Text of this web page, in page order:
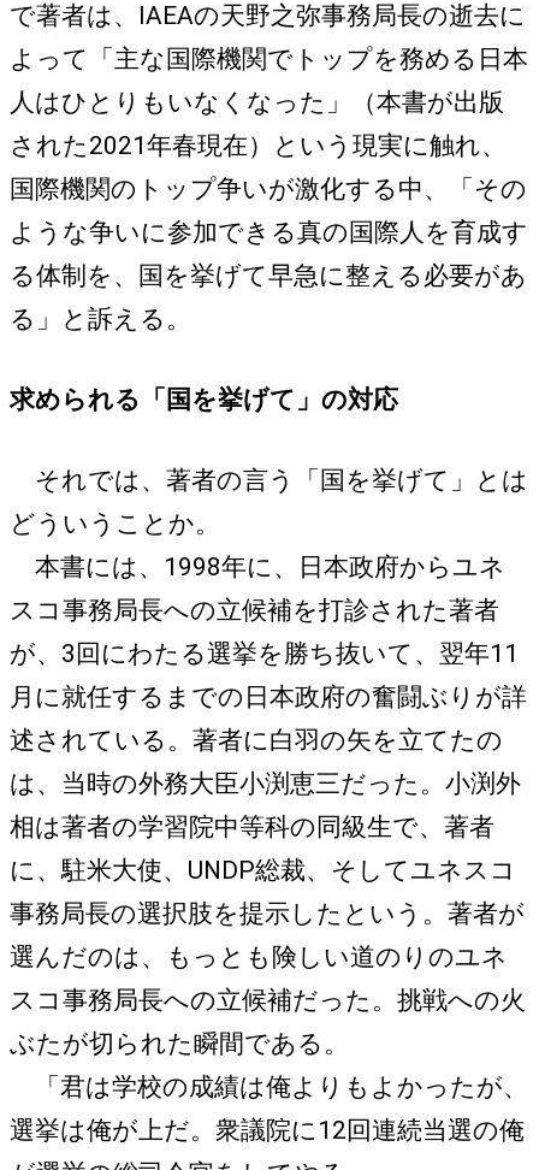
で著者は、IAEAの天野之弥事務局長の逝去に
よって「主な国際機関でトップを務める日本
人はひとりもいなくなった」（本書が出版
された2021年春現在）という現実に触れ、
国際機関のトップ争いが激化する中、「その
ような争いに参加できる真の国際人を育成す
る体制を、国を挙げて早急に整える必要があ
る」と訴える。
求められる「国を挙げて」の対応
それでは、著者の言う「国を挙げて」とは
どういうことか。
本書には、1998年に、日本政府からユネ
スコ事務局長への立候補を打診された著者
が、3回にわたる選挙を勝ち抜いて、翌年11
月に就任するまでの日本政府の奮闘ぶりが詳
述されている。著者に白羽の矢を立てたの
は、当時の外務大臣小渕恵三だった。小渕外
相は著者の学習院中等科の同級生で、著者
に、駐米大使、UNDP総裁、そしてユネスコ
事務局長の選択肢を提示したという。著者が
選んだのは、もっとも険しい道のりのユネ
スコ事務局長への立候補だった。挑戦への火
ぶたが切られた瞬間である。
「君は学校の成績は俺よりもよかったが、
選挙は俺が上だ。衆議院に12回連続当選の俺